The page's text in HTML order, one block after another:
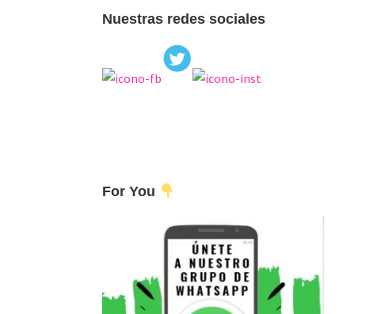
Nuestras redes sociales
For You